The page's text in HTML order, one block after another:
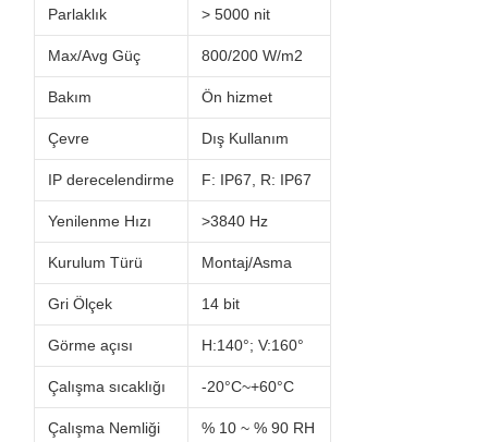
Parlaklık > 5000 nit
Max/Avg Güç 800/200 W/m2
Bakım Ön hizmet
Çevre Dış Kullanım
IP derecelendirme F: IP67, R: IP67
Yenilenme Hızı >3840 Hz
Kurulum Türü Montaj/Asma
Gri Ölçek 14 bit
Görme açısı H:140°; V:160°
Çalışma sıcaklığı -20°C~+60°C
Çalışma Nemliği % 10 ~ % 90 RH